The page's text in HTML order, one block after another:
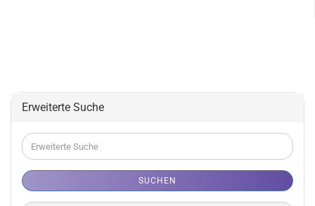
Erweiterte Suche
Erweiterte
Suche
SUCHEN